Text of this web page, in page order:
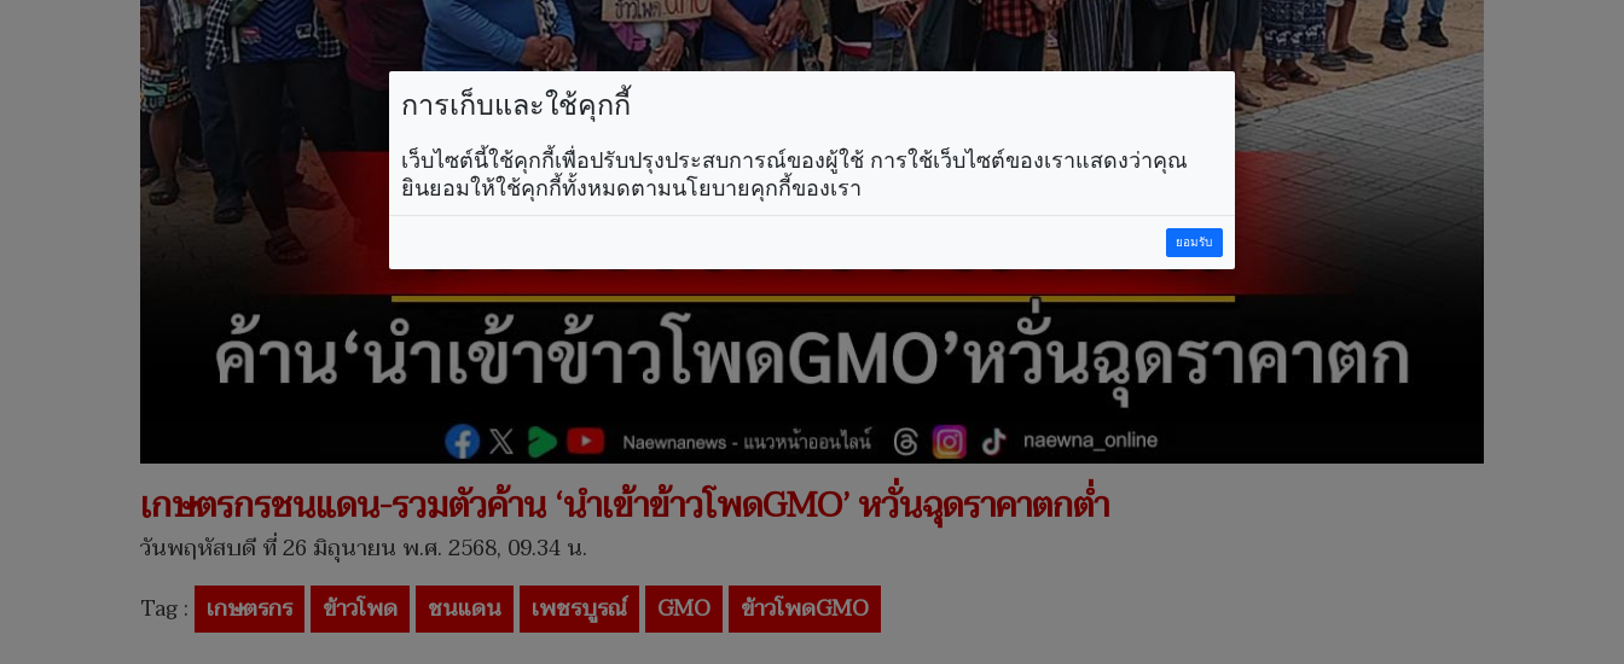
เกษตรกรชนแดน-รวมตัวค้าน ‘นำเข้าข้าวโพดGMO’ หวั่นฉุดราคาตกต่ำ
วันพฤหัสบดี ที่ 26 มิถุนายน พ.ศ. 2568, 09.34 น.
Tag : เกษตรกร ข้าวโพด ชนแดน เพชรบูรณ์ GMO ข้าวโพดGMO
การเก็บและใช้คุกกี้
เว็บไซต์นี้ใช้คุกกี้เพื่อปรับปรุงประสบการณ์ของผู้ใช้ การใช้เว็บไซต์ของเราแสดงว่าคุณ
ยินยอมให้ใช้คุกกี้ทั้งหมดตามนโยบายคุกกี้ของเรา
ยอมรับ